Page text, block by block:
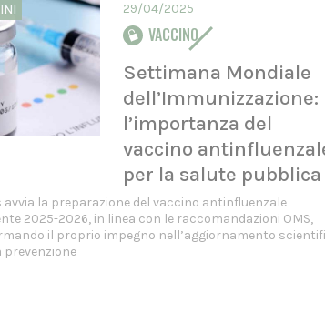
29/04/2025
VACCINO
Settimana Mondiale
dell’Immunizzazione:
l’importanza del
vaccino
per la salute pubblica
avvia la preparazione del vaccino antinfluenzale
2025-2026, in linea con le raccomandazioni OMS,
il proprio impegno nell’aggiornamento
prevenzione